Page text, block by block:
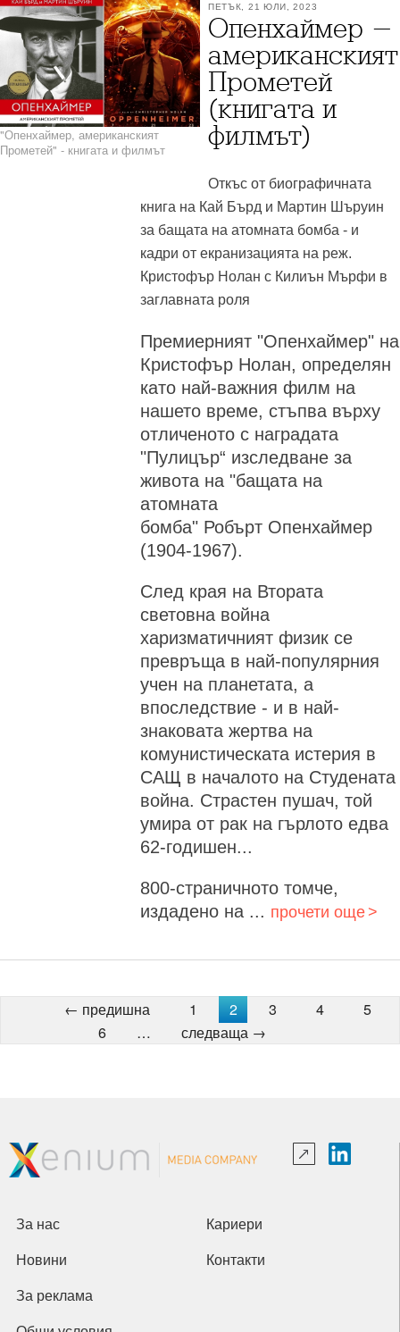
ПЕТЪК, 21 ЮЛИ, 2023
Опенхаймер -
американският
Прометей
(книгата и
филмът)
"Опенхаймер, американският
Прометей" - книгата и филмът
Откъс от биографичната
книга на Кай Бърд и Мартин Шъруин
за бащата на атомната бомба - и
кадри от екранизацията на реж.
Кристофър Нолан с Килиън Мърфи в
заглавната роля
Премиерният "Опенхаймер" на
Кристофър Нолан, определян
като най-важния филм на
нашето време, стъпва върху
отличеното с наградата
"Пулицър“ изследване за
живота на "бащата на
атомната
бомба" Робърт Опенхаймер
(1904-1967).
След края на Втората
световна война
харизматичният физик се
превръща в най-популярния
учен на планетата, а
впоследствие - и в най-
знаковата жертва на
комунистическата истерия в
САЩ в началото на Студената
война. Страстен пушач, той
умира от рак на гърлото едва
62-годишен...
800-страничното томче,
издадено на ... прочети още
← предишна 1 2 3 4
5
6
… следваща →
За нас Кариери
Новини Контакти
За реклама